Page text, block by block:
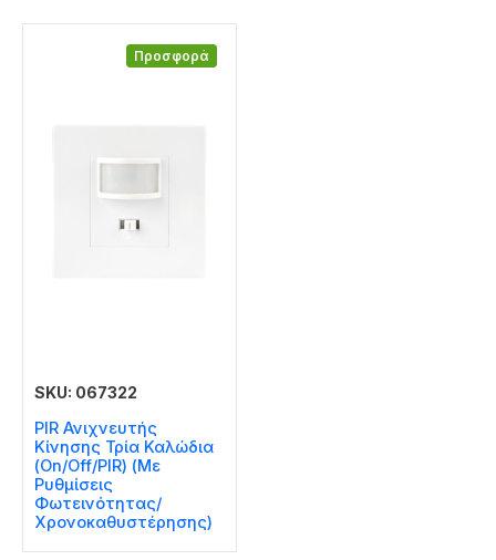
Προσφορά
SKU: 067322
PIR Ανιχνευτής
Κίνησης Τρία Καλώδια
(On/Off/PIR) (Με
Ρυθμίσεις
Φωτεινότητας/
Χρονοκαθυστέρησης)